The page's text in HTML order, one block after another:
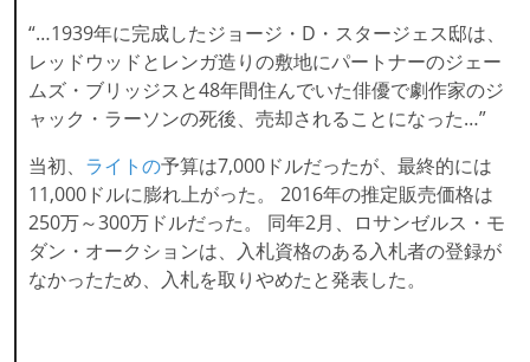
“…1939年に完成したジョージ・D・スタージェス邸は、
レッドウッドとレンガ造りの敷地にパートナーのジェー
ムズ・ブリッジスと48年間住んでいた俳優で劇作家のジ
ャック・ラーソンの死後、売却されることになった…”
当初、 ライトの予算は7,000ドルだったが、最終的には
11,000ドルに膨れ上がった。 2016年の推定販売価格は
250万～300万ドルだった。 同年2月、ロサンゼルス・モ
ダン・オークションは、入札資格のある入札者の登録が
なかったため、入札を取りやめたと発表した。